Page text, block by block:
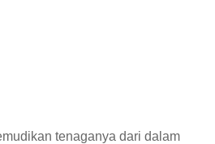
tenaganya dari dalam